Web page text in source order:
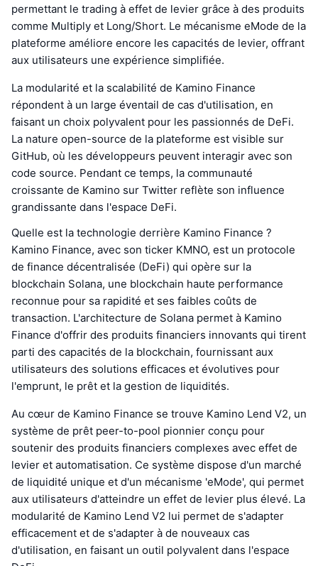
permettant le trading à effet de levier grâce à des produits
comme Multiply et Long/Short. Le mécanisme eMode de la
plateforme améliore encore les capacités de levier, offrant
aux utilisateurs une expérience simplifiée.
La modularité et la scalabilité de Kamino Finance
répondent à un large éventail de cas d'utilisation, en
faisant un choix polyvalent pour les passionnés de DeFi.
La nature open-source de la plateforme est visible sur
GitHub, où les développeurs peuvent interagir avec son
code source. Pendant ce temps, la communauté
croissante de Kamino sur Twitter reflète son influence
grandissante dans l'espace DeFi.
Quelle est la technologie derrière Kamino Finance ?
Kamino Finance, avec son ticker KMNO, est un protocole
de finance décentralisée (DeFi) qui opère sur la
blockchain Solana, une blockchain haute performance
reconnue pour sa rapidité et ses faibles coûts de
transaction. L'architecture de Solana permet à Kamino
Finance d'offrir des produits financiers innovants qui tirent
parti des capacités de la blockchain, fournissant aux
utilisateurs des solutions efficaces et évolutives pour
l'emprunt, le prêt et la gestion de liquidités.
Au cœur de Kamino Finance se trouve Kamino Lend V2, un
système de prêt peer-to-pool pionnier conçu pour
soutenir des produits financiers complexes avec effet de
levier et automatisation. Ce système dispose d'un marché
de liquidité unique et d'un mécanisme 'eMode', qui permet
aux utilisateurs d'atteindre un effet de levier plus élevé. La
modularité de Kamino Lend V2 lui permet de s'adapter
efficacement et de s'adapter à de nouveaux cas
d'utilisation, en faisant un outil polyvalent dans l'espace